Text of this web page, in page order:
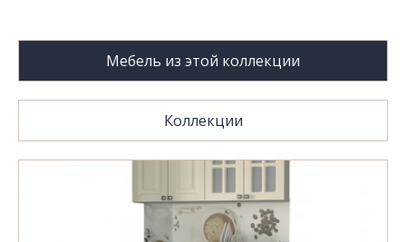
Мебель из этой коллекции
Коллекции